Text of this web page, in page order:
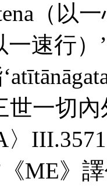
（以
一速行
世一切
〉 III.3571
《ME》